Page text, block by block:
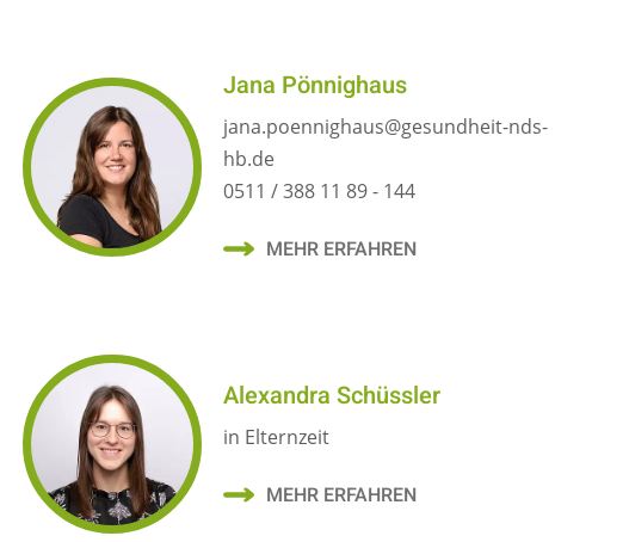
Jana Pönnighaus
jana.poennighaus@gesundheit-nds-
hb.de
0511 / 388 11 89 - 144
MEHR ERFAHREN
Alexandra Schüssler
in Elternzeit
MEHR ERFAHREN